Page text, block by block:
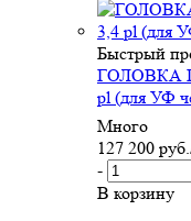
Быстрый
ГОЛОВКА
pl (для УФ
Много
127 200 руб.
-
В корзину